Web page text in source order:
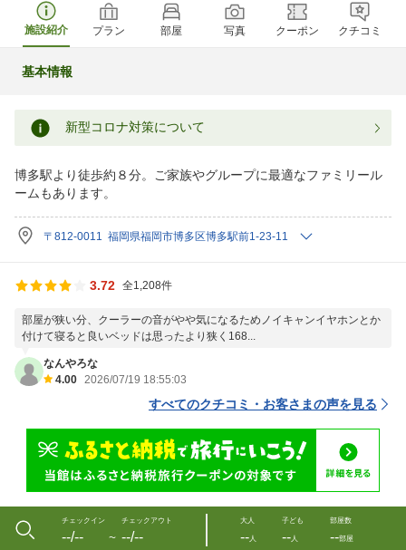
施設紹介 プラン 部屋 写真 クーポン クチコミ
基本情報
新型コロナ対策について
博多駅より徒歩約８分。ご家族やグループに最適なファミリール
ームもあります。
〒812-0011 福岡県福岡市博多区博多駅前1-23-11
3.72 全1,208件
部屋が狭い分、クーラーの音がやや気になるためノイキャンイヤホンとか
付けて寝ると良いベッドは思ったより狭く168...
なんやろな
4.00 2026/07/19 18:55:03
すべてのクチコミ・お客さまの声を見る
チェックイン
--/-- 〜
チェックアウト
--/--
大人
--人
子ども
--人
部屋数
--部屋